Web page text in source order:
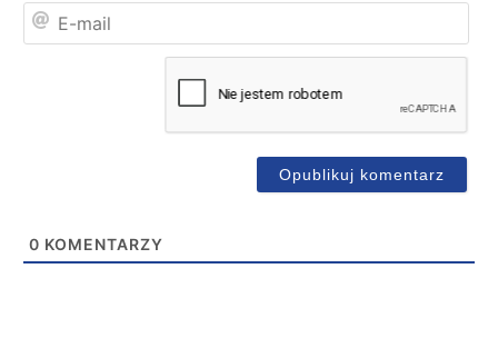
0 KOMENTARZY